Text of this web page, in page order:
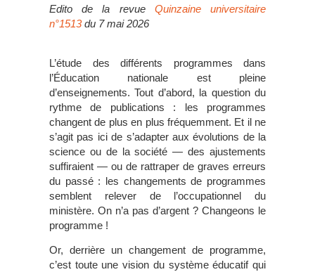
Edito de la revue Quinzaine universitaire
n°1513du 7 mai 2026
L’étude des différents programmes dans
l’Éducation nationale est pleine
d’enseignements. Tout d’abord, la question du
rythme de publications : les programmes
changent de plus en plus fréquemment. Et il ne
s’agit pas ici de s’adapter aux évolutions de la
science ou de la société — des ajustements
suffiraient — ou de rattraper de graves erreurs
du passé : les changements de programmes
semblent relever de l’occupationnel du
ministère. On n’a pas d’argent ? Changeons le
programme !
Or, derrière un changement de programme,
c’est toute une vision du système éducatif qui